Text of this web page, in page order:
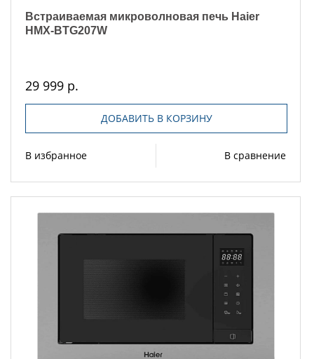
Встраиваемая микроволновая печь Haier
HMX-BTG207W
29 999 р.
ДОБАВИТЬ В КОРЗИНУ
В избранное В сравнение